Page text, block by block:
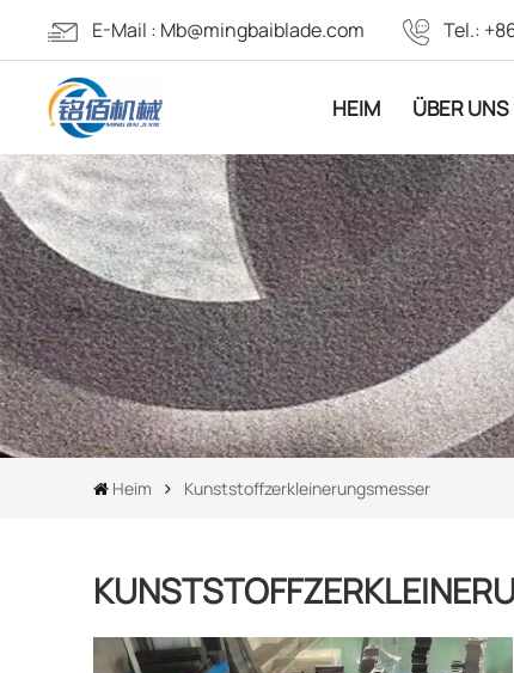
E-Mail : Mb@mingbaiblade.com Tel.:
HEIM ÜBER UNS
Heim Kunststoffzerkleinerungsmesser